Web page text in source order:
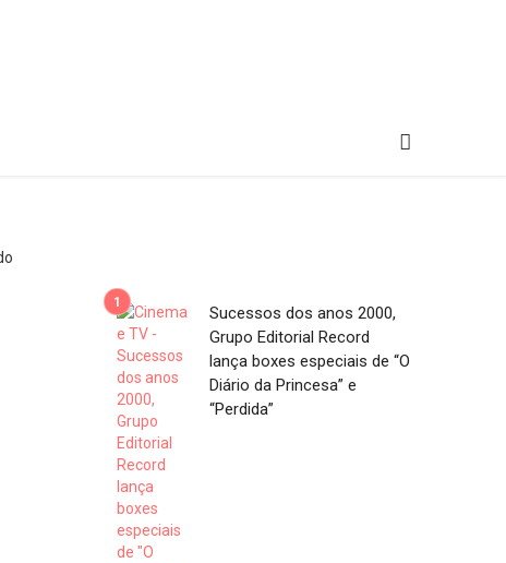
Sucessos dos anos 2000,
Grupo Editorial Record
lança boxes especiais de “O
Diário da Princesa” e
“Perdida”